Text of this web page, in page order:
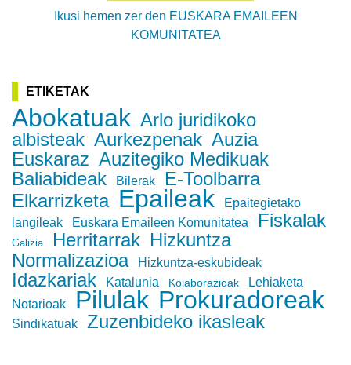
Ikusi hemen zer den EUSKARA EMAILEEN
KOMUNITATEA
ETIKETAK
Abokatuak Arlo juridikoko
albisteak Aurkezpenak Auzia
Euskaraz Auzitegiko Medikuak
Baliabideak
Bilerak
E-Toolbarra
Elkarrizketa Epaileak
Epaitegietako
langileak
Euskara Emaileen Komunitatea Fiskalak
Galizia Herritarrak Hizkuntza
Normalizazioa
Hizkuntza-eskubideak
Idazkariak Katalunia Kolaborazioak
Lehiaketa
Notarioak
Pilulak Prokuradoreak
Sindikatuak Zuzenbideko ikasleak